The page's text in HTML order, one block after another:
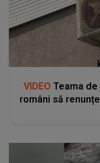
VIDEO Teama
români să